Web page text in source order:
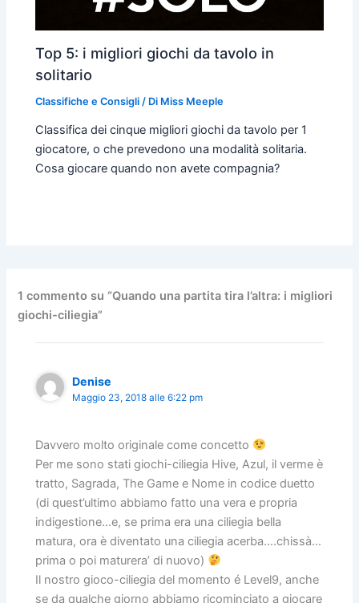
Top 5: i migliori giochi da tavolo in
solitario
Classifiche e Consigli / Di Miss Meeple
Classifica dei cinque migliori giochi da tavolo per 1
giocatore, o che prevedono una modalità solitaria.
Cosa giocare quando non avete compagnia?
1 commento su “Quando una partita tira l’altra: i migliori
giochi-ciliegia”
Denise
Maggio 23, 2018 alle 6:22 pm
Davvero molto originale come concetto
Per me sono stati giochi-ciliegia Hive, Azul, il verme è
tratto, Sagrada, The Game e Nome in codice duetto
(di quest’ultimo abbiamo fatto una vera e propria
indigestione…e, se prima era una ciliegia bella
matura, ora è diventato una ciliegia acerba….chissà…
prima o poi maturera’ di nuovo)
Il nostro gioco-ciliegia del momento é Level9, anche
se da qualche giorno abbiamo ricominciato a giocare